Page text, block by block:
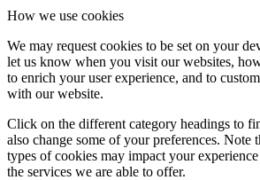
How we use cookies
We may request cookies to be set on your
let us know when you visit our websites,
to enrich your user experience, and to
with our website.
Click on the different category headings to
also change some of your preferences. Note
types of cookies may impact your
the services we are able to offer.